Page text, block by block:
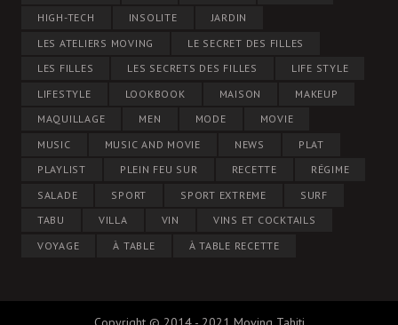
HIGH-TECH
INSOLITE
JARDIN
LES ATELIERS MOVING
LE SECRET DES FILLES
LES FILLES
LES SECRETS DES FILLES
LIFE STYLE
LIFESTYLE
LOOKBOOK MAISON
MAKEUP
MAQUILLAGE
MEN MODE
MOVIE
MUSIC
MUSIC AND MOVIE NEWS
PLAT
PLAYLIST
PLEIN FEU SUR RECETTE
RÉGIME
SALADE
SPORT SPORT EXTREME
SURF
TABU
VILLA VIN
VINS ET COCKTAILS
VOYAGE
À TABLE À TABLE RECETTE